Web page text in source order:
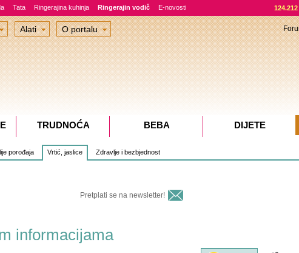
Tata Ringerajina kuhinja Ringerajin vodič E-novosti
porođaja Vrtić, jaslice Zdravlje i bezbjednost
Pretplati se na newsletter!
informacijama
Alati O portalu
TRUDNOĆA BEBA DIJETE